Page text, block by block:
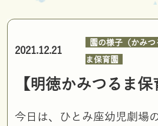
2021.12.21
園の様子（かみつ
ま保育園
【明徳かみつるま
今日は、ひとみ座幼児劇場